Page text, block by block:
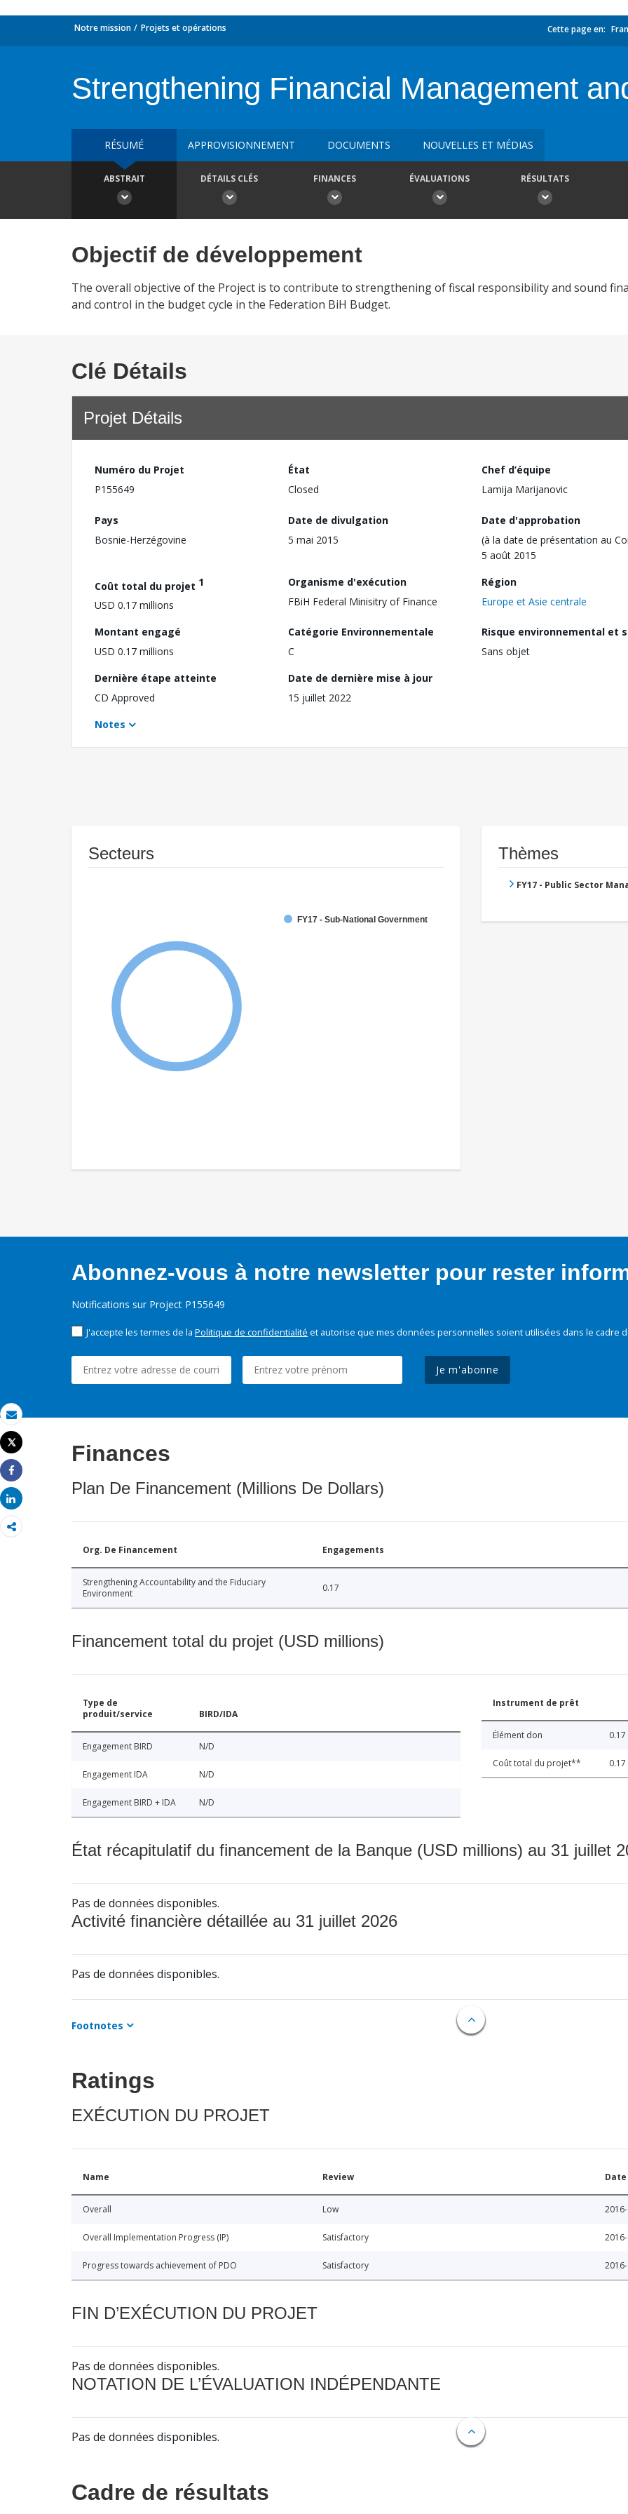
Email
Imprimer
Tweet
Share
Share
Notre mission Projets et opérations Cette page en:
Strengthening Financial Management
RÉSUMÉ APPROVISIONNEMENT DOCUMENTS NOUVELLES ET MÉDIAS
ABSTRAIT DÉTAILS CLÉS FINANCES ÉVALUATIONS RÉSULTATS
Objectif de développement
The overall objective of the Project is to contribute to strengthening of fiscal responsibility and sound
and control in the budget cycle in the Federation BiH Budget.
Clé Détails
Projet Détails
Numéro du Projet
P155649
État
Closed
Chef d’équipe
Lamija Marijanovic
Pays
Bosnie-Herzégovine
Date de divulgation
5 mai 2015
Date d'approbation
(à la date de présentation au
5 août 2015
Coût total du projet 1
USD 0.17 millions
Organisme d'exécution
FBiH Federal Minisitry of Finance
Région
Europe et Asie centrale
Montant engagé
USD 0.17 millions
Catégorie Environnementale
C
Risque environnemental et
Sans objet
Dernière étape atteinte
CD Approved
Date de dernière mise à jour
15 juillet 2022
Notes
Secteurs
FY17 - Sub-National Government
Thèmes
FY17 - Public Sector
Abonnez-vous à notre newsletter pour rester
Notifications sur Project P155649
J'accepte les termes de la Politique de confidentialité et autorise que mes données personnelles soient utilisées dans le cadre
Je m'abonne
Finances
Plan De Financement (Millions De Dollars)
Org. De Financement Engagements
Strengthening Accountability and the Fiduciary
Environment
0.17
Financement total du projet (USD millions)
Type de
produit/service
BIRD/IDA
Engagement BIRD N/D
Engagement IDA N/D
Engagement BIRD + IDA N/D
Instrument de prêt
Élément don 0.17
Coût total du projet** 0.17
État récapitulatif du financement de la Banque (USD millions) au 31 juillet
Pas de données disponibles.
Activité financière détaillée au 31 juillet 2026
Pas de données disponibles.
Footnotes
Ratings
EXÉCUTION DU PROJET
Name Review Date
Overall Low
Overall Implementation Progress (IP) Satisfactory
Progress towards achievement of PDO Satisfactory
FIN D’EXÉCUTION DU PROJET
Pas de données disponibles.
NOTATION DE L’ÉVALUATION INDÉPENDANTE
Pas de données disponibles.
Cadre de résultats